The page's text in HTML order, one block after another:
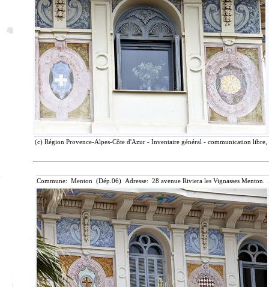
(c) Région Provence-Alpes-Côte d'Azur - Inventaire général - communication
Commune: Menton (Dép.06) Adresse: 28 avenue Riviera les Vignasses